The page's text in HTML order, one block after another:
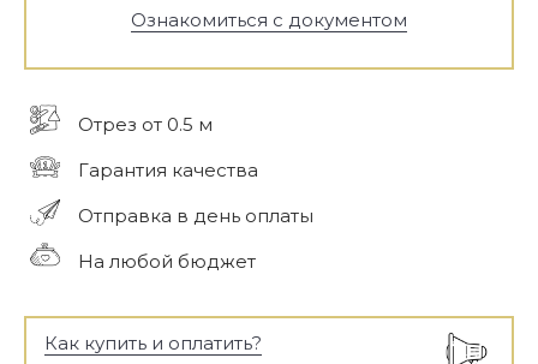
Ознакомиться с документом
Отрез от 0.5 м
Гарантия качества
Отправка в день оплаты
На любой бюджет
Как купить и оплатить?